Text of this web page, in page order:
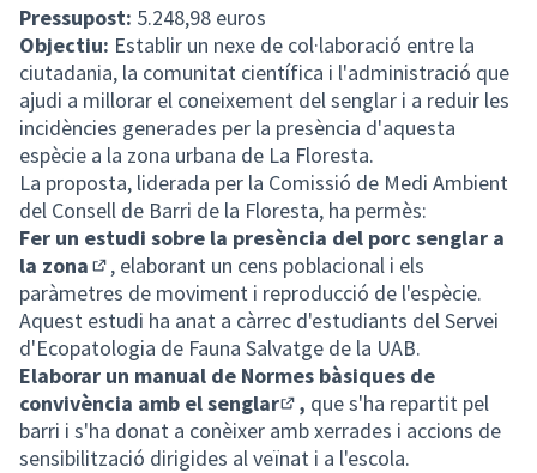
Pressupost: 5.248,98 euros
Objectiu: Establir un nexe de col·laboració entre la
ciutadania, la comunitat científica i l'administració que
ajudi a millorar el coneixement del senglar i a reduir les
incidències generades per la presència d'aquesta
espècie a la zona urbana de La Floresta.
La proposta, liderada per la Comissió de Medi Ambient
del Consell de Barri de la Floresta, ha permès:
Fer un estudi sobre la presència del porc senglar a
la zona
(Enllaç extern)
, elaborant un cens poblacional i els
paràmetres de moviment i reproducció de l'espècie.
Aquest estudi ha anat a càrrec d'estudiants del Servei
d'Ecopatologia de Fauna Salvatge de la UAB.
Elaborar un manual de Normes bàsiques de
convivència amb el senglar
(Enllaç extern)
, que s'ha repartit pel
barri i s'ha donat a conèixer amb xerrades i accions de
sensibilització dirigides al veïnat i a l'escola.